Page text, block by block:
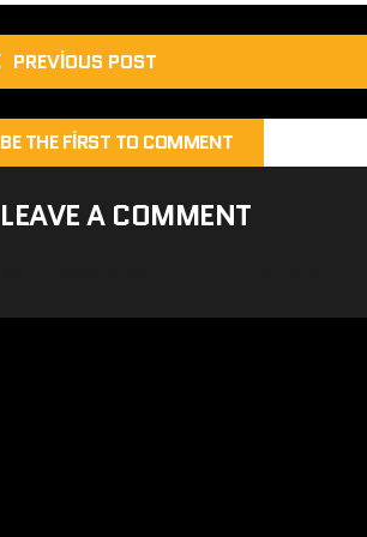
PREVIOUS POST
BE THE FIRST TO COMMENT
LEAVE A COMMENT